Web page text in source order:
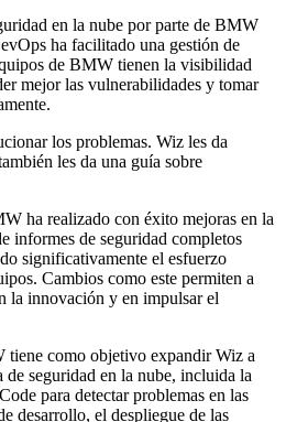
en la nube por parte de BMW
ha facilitado una gestión de
de BMW tienen la visibilidad
mejor las vulnerabilidades y tomar
los problemas. Wiz les da
les da una guía sobre
ha realizado con éxito mejoras en la
informes de seguridad completos
significativamente el esfuerzo
Cambios como este permiten a
la innovación y en impulsar el
como objetivo expandir Wiz a
de seguridad en la nube, incluida la
para detectar problemas en las
desarrollo, el despliegue de las